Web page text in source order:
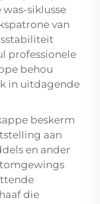
siklusse
van
professionele
behou
in uitdagende
beskerm
aan
en ander
die